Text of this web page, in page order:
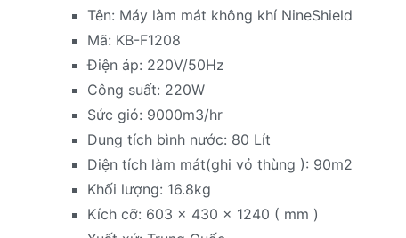
Tên: Máy làm mát không khí NineShield
Mã: KB-F1208
Điện áp: 220V/50Hz
Công suất: 220W
Sức gió: 9000m3/hr
Dung tích bình nước: 80 Lít
Diện tích làm mát(ghi vỏ thùng ): 90m2
Khối lượng: 16.8kg
Kích cỡ: 603 x 430 x 1240 ( mm )